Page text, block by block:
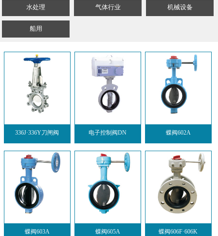
水处理 气体行业 机械设备
船用
336J·336Y刀闸阀 电子控制阀DN 蝶阀602A
蝶阀603A 蝶阀605A 蝶阀606F·606K